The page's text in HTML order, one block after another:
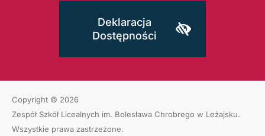
Deklaracja
Dostępności
Copyright © 2026
Zespół Szkół Licealnych im. Bolesława Chrobrego w Leżajsku.
Wszystkie prawa zastrzeżone.